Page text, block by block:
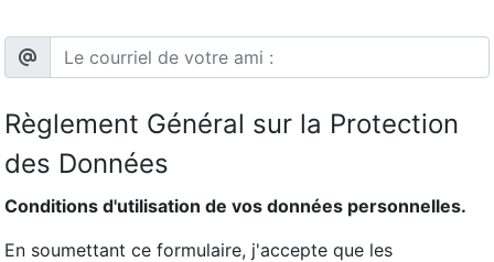
Règlement Général sur la Protection
des Données
Conditions d'utilisation de vos données personnelles.
En soumettant ce formulaire, j'accepte que les